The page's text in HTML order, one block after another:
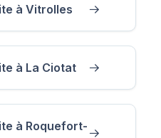
à Vitrolles
à La Ciotat
à Roquefort-